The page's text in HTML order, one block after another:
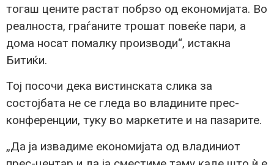
тогаш цените растат побрзо од економијата. Во
реалноста, граѓаните трошат повеќе пари, а
дома носат помалку производи“, истакна
Битиќи.
Тој посочи дека вистинската слика за
состојбата не се гледа во владините прес-
конференции, туку во маркетите и на пазарите.
„Да ја извадиме економијата од владиниот